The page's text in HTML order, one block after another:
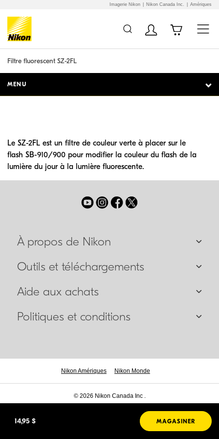
Skip to Main Content
Imagerie Nikon Nikon Canada Inc. Amériques
Filtre fluorescent SZ-2FL
MENU
14,95 $ MAGASINER
Le SZ-2FL est un filtre de couleur verte à placer sur le
flash SB-910/900 pour modifier la couleur du flash de la
lumière du jour à la lumière fluorescente.
À propos de Nikon
Outils et téléchargements
Aide aux achats
Politiques et conditions
Nikon Amériques Nikon Monde
© 2026 Nikon Canada Inc .